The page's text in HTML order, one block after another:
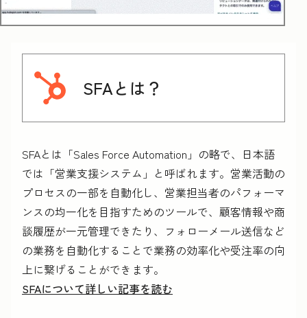
SFAとは？
SFAとは「Sales Force Automation」の略で、日本語
では「営業支援システム」と呼ばれます。営業活動の
プロセスの一部を自動化し、営業担当者のパフォーマ
ンスの均一化を目指すためのツールで、顧客情報や商
談履歴が一元管理できたり、フォローメール送信など
の業務を自動化することで業務の効率化や受注率の向
上に繋げることができます。
SFAについて詳しい記事を読む